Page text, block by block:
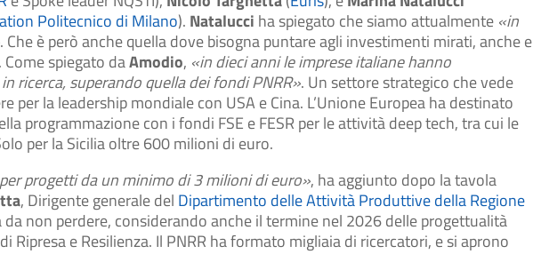
Politecnico di Milano). Natalucci ha spiegato che siamo attualmente «in
. Che è però anche quella dove bisogna puntare agli investimenti mirati, anche e
spiegato daAmodio, «in dieci anni le imprese italiane hanno
ricerca, superando quella dei fondi PNRR». Un settore strategico che vede
per la leadership mondiale con USA e Cina. L’Unione Europea ha destinato
programmazione con i fondi FSE e FESR per le attività deep tech, tra cui le
per la Sicilia oltre 600 milioni di euro.
progetti da un minimo di 3 milioni di euro», ha aggiunto dopo la tavola
, Dirigente generale del Dipartimento delle Attività Produttive della Regione
non perdere, considerando anche il termine nel 2026 delle progettualità
Ripresa e Resilienza. Il PNRR ha formato migliaia di ricercatori, e si aprono